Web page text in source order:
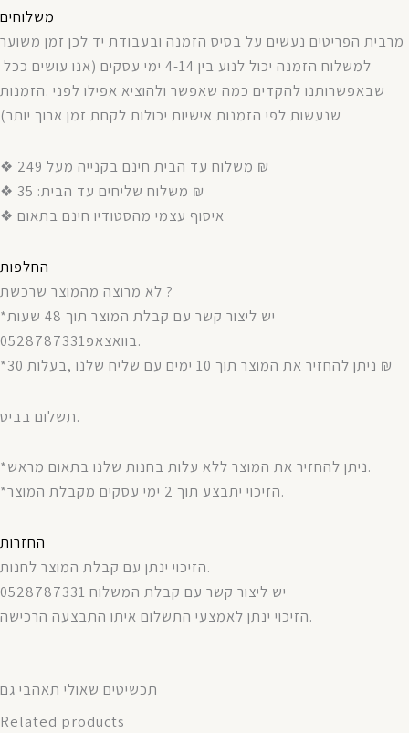
משלוחים
מרבית הפריטים נעשים על בסיס הזמנה ובעבודת יד לכן זמן משוער
למשלוח הזמנה יכול לנוע בין ימי עסקים (אנו עושים ככל
שבאפשרותנו להקדים כמה שאפשר ולהוציא אפילו לפני .הזמנות
שנעשות לפי הזמנות אישיות יכולות לקחת זמן ארוך יותר)
❖ משלוח עד הבית חינם בקנייה מעל 249 ₪
❖ משלוח שליחים עד הבית: 35 ₪
❖ איסוף עצמי מהסטודיו חינם בתאום
החלפות
לא מרוצה מהמוצר שרכשת ?
*יש ליצור קשר עם קבלת המוצר תוך 48 שעות
בוואצאפ0528787331.
*ניתן להחזיר את המוצר תוך 10 ימים עם שליח שלנו ,בעלות 30 ₪
תשלום בביט.
*ניתן להחזיר את המוצר ללא עלות בחנות שלנו בתאום מראש.
*הזיכוי יתבצע תוך 2 ימי עסקים מקבלת המוצר.
החזרות
הזיכוי ינתן עם קבלת המוצר לחנות.
יש ליצור קשר עם קבלת המשלוח 0528787331
הזיכוי ינתן לאמצעי התשלום איתו התבצעה הרכישה.
תכשיטים שאולי תאהבי גם
Related products